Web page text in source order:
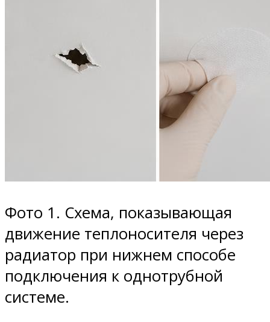
Фото 1. Схема, показывающая
движение теплоносителя через
радиатор при нижнем способе
подключения к однотрубной
системе.